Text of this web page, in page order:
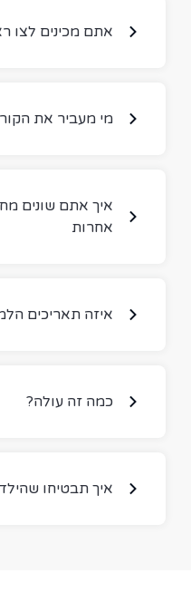
?אתם מכינים לצו
?מי מעביר את
אחרות
?איזה תאריכים
?כמה זה עולה
?איך תבטיחו